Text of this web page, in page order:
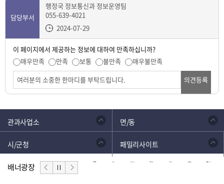
담당부서
행정국 정보통신과 정보운영팀
055-639-4021
2024-07-29
이 페이지에서 제공하는 정보에 대하여 만족하십니까?
매우만족
만족 보통 불만족
매우불만족
의견등록
관과사업소 면/동
시/군청 패밀리사이트
배너광장